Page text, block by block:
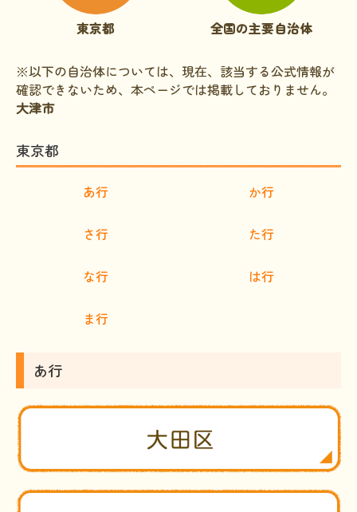
生活に関するコラム
お金に関するコラム
難病の日
インタビュー一覧
医療従事者へのインタビュー
患者さんとご家族へのインタビュー
HAM研究班
移行期医療
当サイトについて
お問合せ
東京都 全国の主要自治体
※以下の自治体については、現在、該当する公式情報が
確認できないため、本ページでは掲載しておりません。
大津市
東京都
あ行 か行
さ行 た行
な行 は行
ま行
あ行